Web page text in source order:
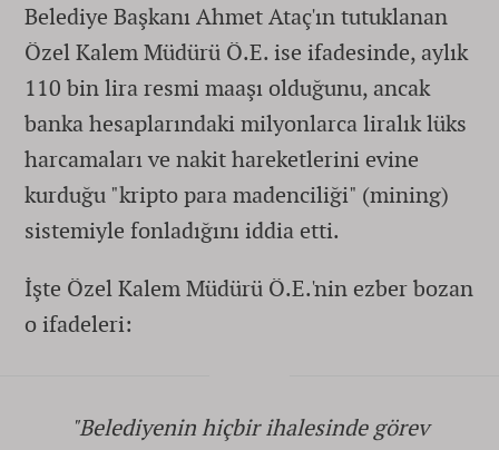
Belediye Başkanı Ahmet Ataç'ın tutuklanan
Özel Kalem Müdürü Ö.E. ise ifadesinde, aylık
110 bin lira resmi maaşı olduğunu, ancak
banka hesaplarındaki milyonlarca liralık lüks
harcamaları ve nakit hareketlerini evine
kurduğu "kripto para madenciliği" (mining)
sistemiyle fonladığını iddia etti.
İşte Özel Kalem Müdürü Ö.E.'nin ezber bozan
o ifadeleri:
"Belediyenin hiçbir ihalesinde görev